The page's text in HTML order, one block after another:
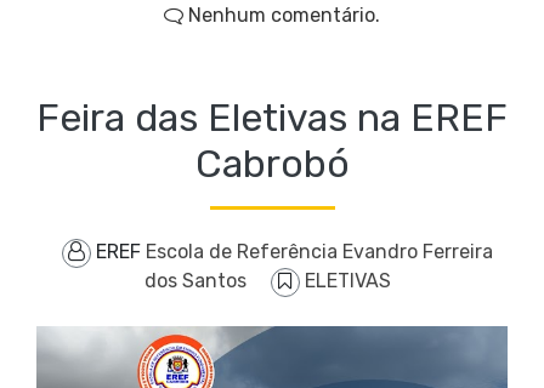
Nenhum comentário.
Feira das Eletivas na EREF
Cabrobó
EREF Escola de Referência Evandro Ferreira
dos Santos
ELETIVAS